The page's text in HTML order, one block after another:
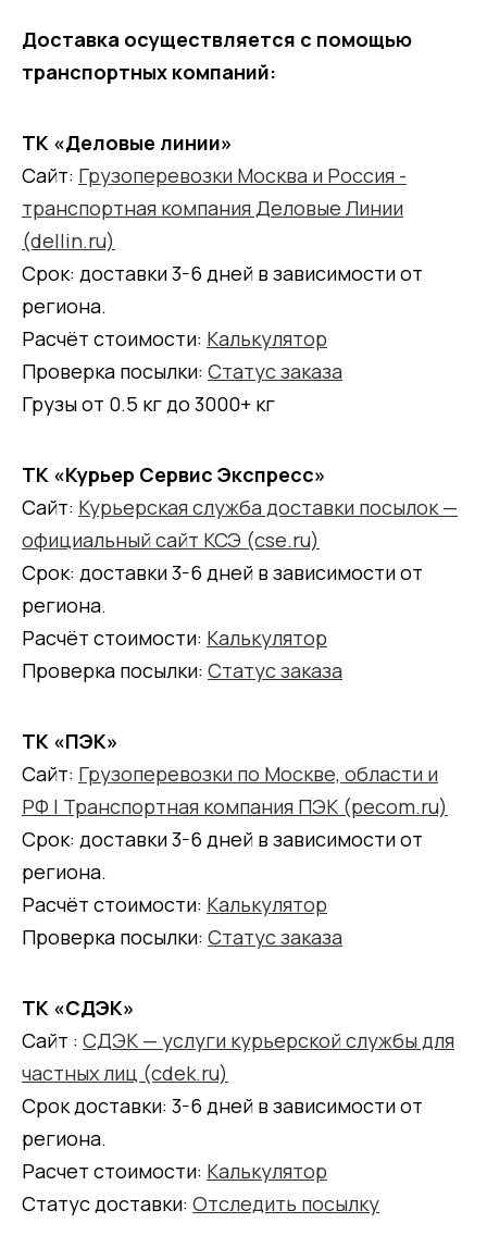
Доставка осуществляется с помощью
транспортных компаний:
ТК «Деловые линии»
Сайт: Грузоперевозки Москва и Россия -
транспортная компания Деловые Линии
(dellin.ru)
Срок: доставки 3-6 дней в зависимости от
региона.
Расчёт стоимости: Калькулятор
Проверка посылки: Статус заказа
Грузы от 0.5 кг до 3000+ кг
ТК «Курьер Сервис Экспресс»
Сайт: Курьерская служба доставки посылок —
официальный сайт КСЭ (cse.ru)
Срок: доставки 3-6 дней в зависимости от
региона.
Расчёт стоимости: Калькулятор
Проверка посылки: Статус заказа
ТК «ПЭК»
Сайт: Грузоперевозки по Москве, области и
РФ | Транспортная компания ПЭК (pecom.ru)
Срок: доставки 3-6 дней в зависимости от
региона.
Расчёт стоимости: Калькулятор
Проверка посылки: Статус заказа
ТК «СДЭК»
Сайт : СДЭК — услуги курьерской службы для
частных лиц (cdek.ru)
Срок доставки: 3-6 дней в зависимости от
региона.
Расчет стоимости: Калькулятор
Статус доставки: Отследить посылку